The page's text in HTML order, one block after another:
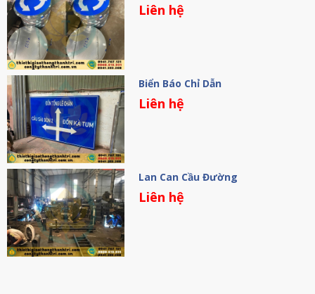
Liên hệ
Biển Báo Chỉ Dẫn
Liên hệ
Lan Can Cầu Đường
Liên hệ